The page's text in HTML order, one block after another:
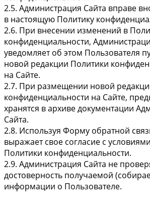
2.5. Администрация Сайта вправе
в настоящую Политику
2.6. При внесении изменений в
конфиденциальности,
уведомляет об этом Пользователя
новой редакции Политики
на Сайте.
2.7. При размещении новой
конфиденциальности на Сайте,
хранятся в архиве документации
Сайта.
2.8. Используя Форму обратной
выражает свое согласие с
Политики конфиденциальности.
2.9. Администрация Сайта не
достоверность получаемой
информации о Пользователе.